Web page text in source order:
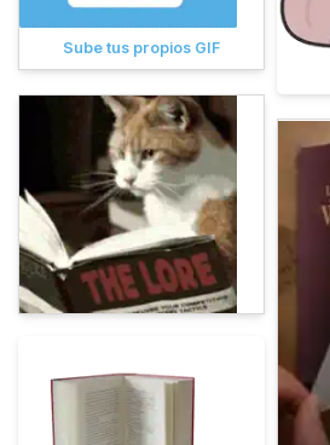
Sube tus propios GIF